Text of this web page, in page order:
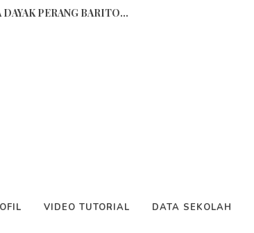
PERANG BARITO...
tapi Banyak Yang tidak...
Desi Amiati, S.Si)...
VIDEO TUTORIAL DATA SEKOLAH